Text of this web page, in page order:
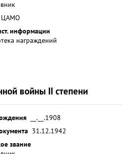
ЦАМО
информации
награждений
войны II степени
__.__.1908
31.12.1942
звание